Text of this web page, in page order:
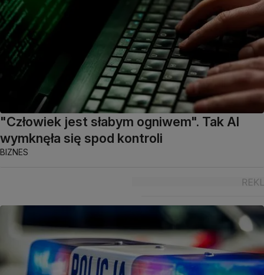
"Człowiek jest słabym ogniwem". Tak AI
wymknęła się spod kontroli
BIZNES